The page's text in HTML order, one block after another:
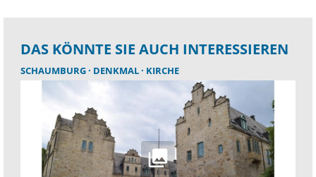
DAS KÖNNTE SIE AUCH INTERESSIEREN
SCHAUMBURG DENKMAL KIRCHE